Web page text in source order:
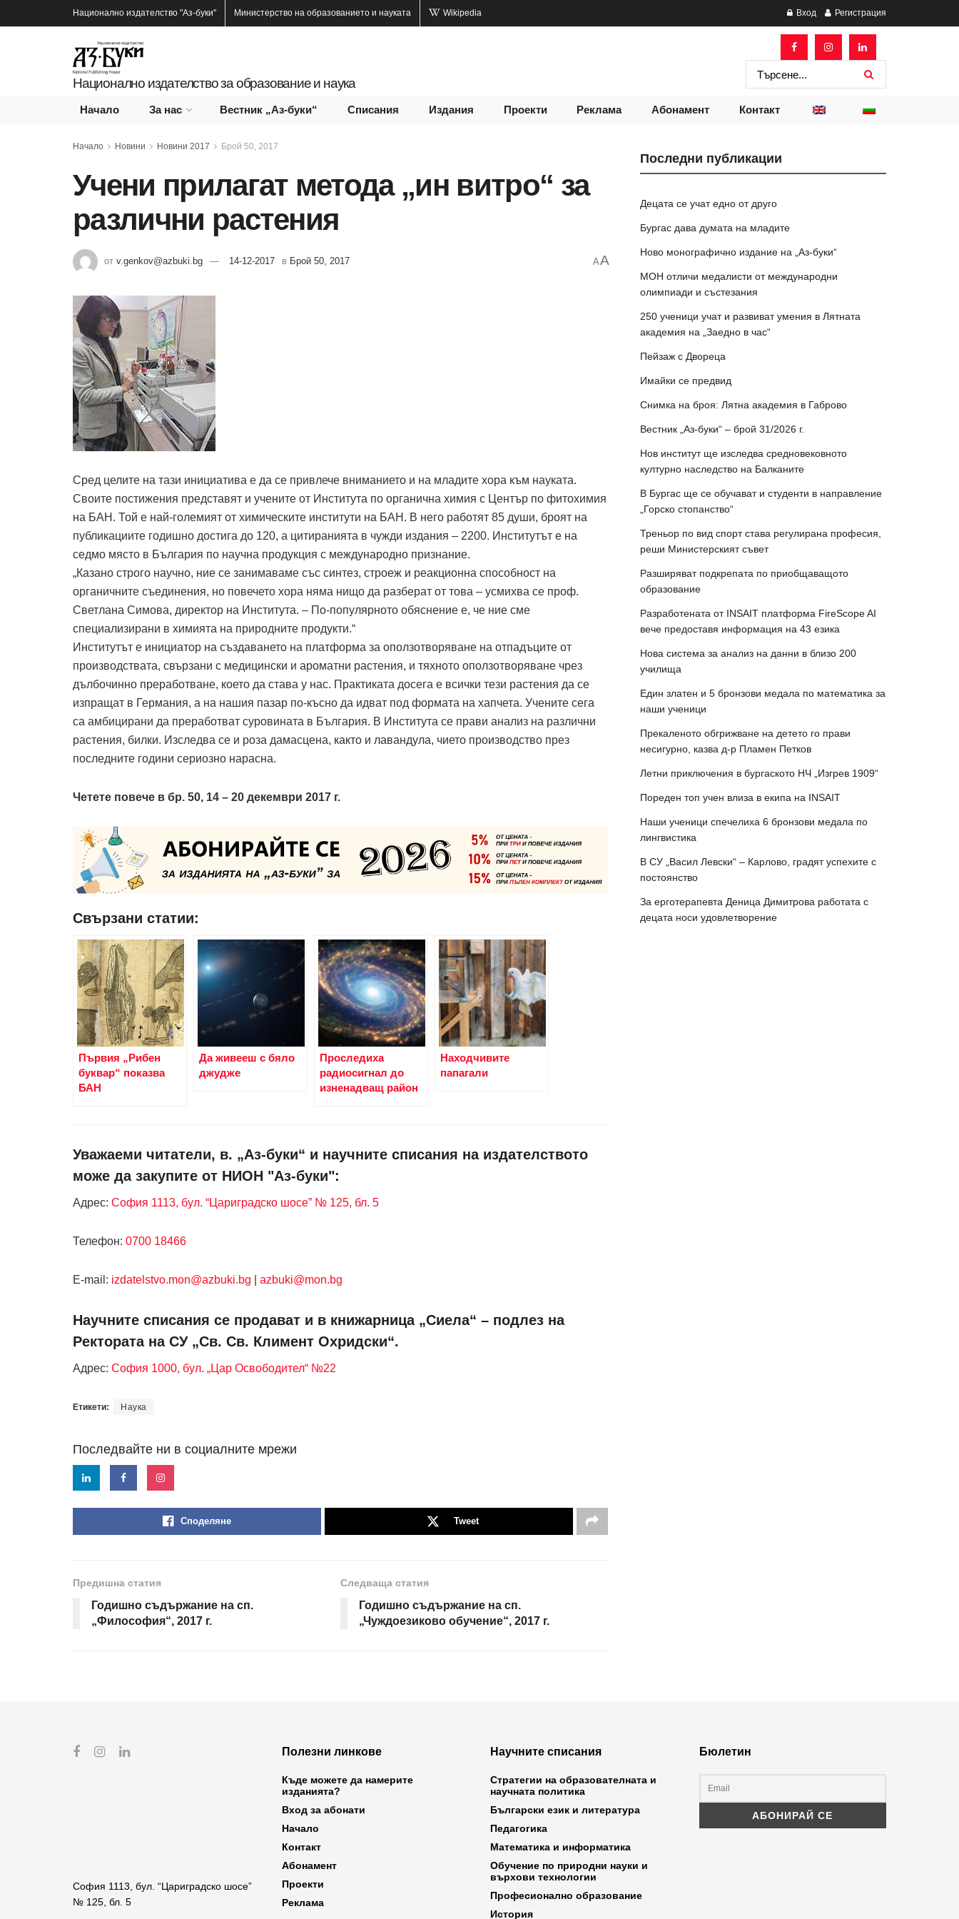
Национално издателство "Аз-буки" Министерство на образованието и науката Wikipedia Вход Регистрация
Национално издателство за образование и наука
Начало За нас Вестник „Аз-буки“ Списания Издания Проекти Реклама Абонамент Контакт
Начало Новини Новини 2017 Брой 50, 2017
Учени прилагат метода „ин витро“ за
различни растения
от v.genkov@azbuki.bg 14-12-2017 в Брой 50, 2017 AA
Сред целите на тази инициатива е да се привлече вниманието и на младите хора към науката.
Своите постижения представят и учените от Института по органична химия с Център по фитохимия
на БАН. Той е най-големият от химическите институти на БАН. В него работят 85 души, броят на
публикациите годишно достига до 120, а цитиранията в чужди издания – 2200. Институтът е на
седмо място в България по научна продукция с международно признание.
„Казано строго научно, ние се занимаваме със синтез, строеж и реакционна способност на
органичните съединения, но повечето хора няма нищо да разберат от това – усмихва се проф.
Светлана Симова, директор на Института. – По-популярното обяснение е, че ние сме
специализирани в химията на природните продукти.“
Институтът е инициатор на създаването на платформа за оползотворяване на отпадъците от
производствата, свързани с медицински и ароматни растения, и тяхното оползотворяване чрез
дълбочинно преработване, което да става у нас. Практиката досега е всички тези растения да се
изпращат в Германия, а на нашия пазар по-късно да идват под формата на хапчета. Учените сега
са амбицирани да преработват суровината в България. В Института се прави анализ на различни
растения, билки. Изследва се и роза дамасцена, както и лавандула, чието производство през
последните години сериозно нарасна.
Четете повече в бр. 50, 14 – 20 декември 2017 г.
Свързани статии:
Първия „Рибен
буквар“ показва
БАН
Да живееш с бяло
джудже
Проследиха
радиосигнал до
изненадващ район
Находчивите
папагали
Уважаеми читатели, в. „Аз-буки“ и научните списания на издателството
може да закупите от НИОН "Аз-буки":
Адрес: София 1113, бул. “Цариградско шосе” № 125, бл. 5
Телефон: 0700 18466
Е-mail: izdatelstvo.mon@azbuki.bg azbuki@mon.bg
Научните списания се продават и в книжарница „Сиела“ – подлез на
Ректората на СУ „Св. Св. Климент Охридски“.
Адрес: София 1000, бул. „Цар Освободител“ №22
Етикети: Наука
Последвайте ни в социалните мрежи
Споделяне Tweet
Предишна статия
Годишно съдържание на сп.
„Философия“, 2017 г.
Следваща статия
Годишно съдържание на сп.
„Чуждоезиково обучение“, 2017 г.
Последни публикации
Децата се учат едно от друго
Бургас дава думата на младите
Ново монографично издание на „Аз-буки“
МОН отличи медалисти от международни
олимпиади и състезания
250 ученици учат и развиват умения в Лятната
академия на „Заедно в час“
Пейзаж с Двореца
Имайки се предвид
Снимка на броя: Лятна академия в Габрово
Вестник „Аз-буки“ – брой 31/2026 г.
Нов институт ще изследва средновековното
културно наследство на Балканите
В Бургас ще се обучават и студенти в направление
„Горско стопанство“
Треньор по вид спорт става регулирана професия,
реши Министерският съвет
Разширяват подкрепата по приобщаващото
образование
Разработената от INSAIT платформа FireScope AI
вече предоставя информация на 43 езика
Нова система за анализ на данни в близо 200
училища
Един златен и 5 бронзови медала по математика за
наши ученици
Прекаленото обгрижване на детето го прави
несигурно, казва д-р Пламен Петков
Летни приключения в бургаското НЧ „Изгрев 1909“
Пореден топ учен влиза в екипа на INSAIT
Наши ученици спечелиха 6 бронзови медала по
лингвистика
В СУ „Васил Левски“ – Карлово, градят успехите с
постоянство
За ерготерапевта Деница Димитрова работата с
децата носи удовлетворение
София 1113, бул. “Цариградско шосе”
№ 125, бл. 5
Полезни линкове
Къде можете да намерите
изданията?
Вход за абонати
Начало
Контакт
Абонамент
Проекти
Реклама
Научните списания
Стратегии на образователната и
научната политика
Български език и литература
Педагогика
Математика и информатика
Обучение по природни науки и
върхови технологии
Професионално образование
История
Бюлетин